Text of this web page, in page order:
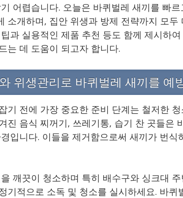
어렵습니다. 오늘은 바퀴벌레 새끼를 빠
소개하며, 집안 위생과 방제 전략까지 모두
과 실용적인 제품 추천 등도 함께 제시하
는 데 도움이 되고자 합니다.
위생관리로 바퀴벌레 새끼를 예
기 전에 가장 중요한 준비 단계는 철저한
진 음식 찌꺼기, 쓰레기통, 습기 찬 곳들은
입니다. 이들을 제거함으로써 새끼가 번식
깨끗이 청소하며 특히 배수구와 싱크대
기적으로 소독 및 청소를 실시하세요. 바퀴